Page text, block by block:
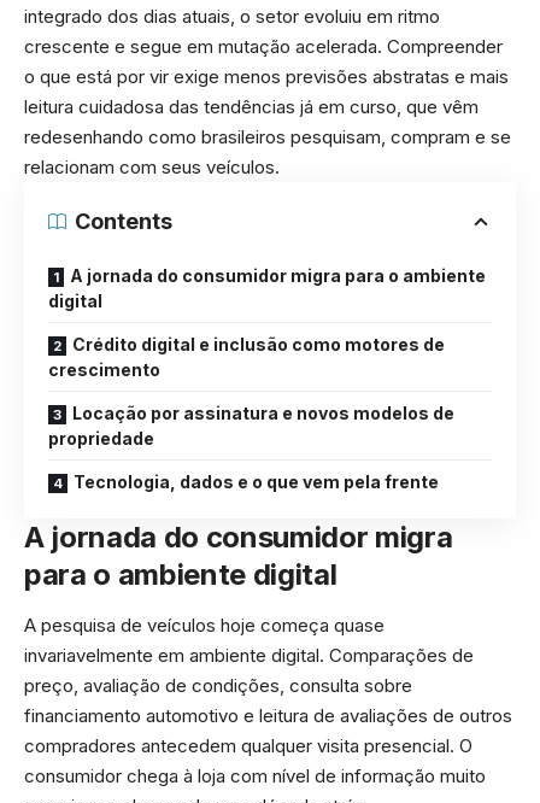
integrado dos dias atuais, o setor evoluiu em ritmo
crescente e segue em mutação acelerada. Compreender
o que está por vir exige menos previsões abstratas e mais
leitura cuidadosa das tendências já em curso, que vêm
redesenhando como brasileiros pesquisam, compram e se
relacionam com seus veículos.
Contents
A jornada do consumidor migra para o ambiente
digital
Crédito digital e inclusão como motores de
crescimento
Locação por assinatura e novos modelos de
propriedade
Tecnologia, dados e o que vem pela frente
A jornada do consumidor migra
para o ambiente digital
A pesquisa de veículos hoje começa quase
invariavelmente em ambiente digital. Comparações de
preço, avaliação de condições, consulta sobre
financiamento automotivo e leitura de avaliações de outros
compradores antecedem qualquer visita presencial. O
consumidor chega à loja com nível de informação muito